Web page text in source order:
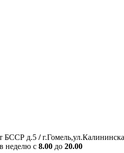
БССР д.5 /
неделю с 8.00 до 20.00